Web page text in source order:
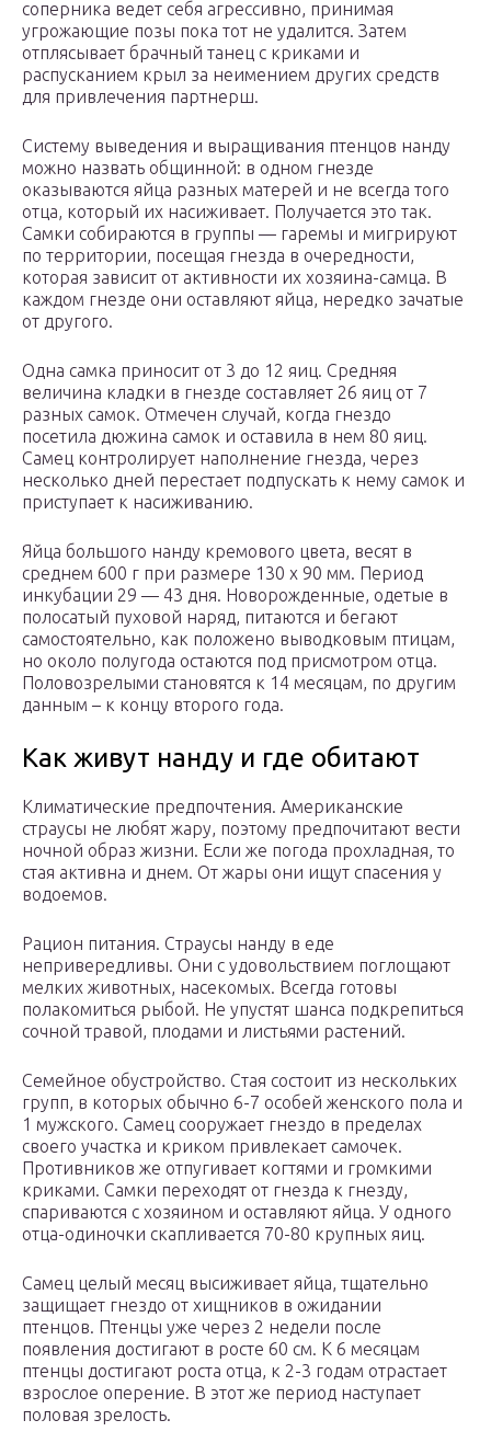
соперника ведет себя агрессивно, принимая
угрожающие позы пока тот не удалится. Затем
отплясывает брачный танец с криками и
распусканием крыл за неимением других средств
для привлечения партнерш.
Систему выведения и выращивания птенцов нанду
можно назвать общинной: в одном гнезде
оказываются яйца разных матерей и не всегда того
отца, который их насиживает. Получается это так.
Самки собираются в группы — гаремы и мигрируют
по территории, посещая гнезда в очередности,
которая зависит от активности их хозяина-самца. В
каждом гнезде они оставляют яйца, нередко зачатые
от другого.
Одна самка приносит от 3 до 12 яиц. Средняя
величина кладки в гнезде составляет 26 яиц от 7
разных самок. Отмечен случай, когда гнездо
посетила дюжина самок и оставила в нем 80 яиц.
Самец контролирует наполнение гнезда, через
несколько дней перестает подпускать к нему самок и
приступает к насиживанию.
Яйца большого нанду кремового цвета, весят в
среднем 600 г при размере 130 х 90 мм. Период
инкубации 29 — 43 дня. Новорожденные, одетые в
полосатый пуховой наряд, питаются и бегают
самостоятельно, как положено выводковым птицам,
но около полугода остаются под присмотром отца.
Половозрелыми становятся к 14 месяцам, по другим
данным – к концу второго года.
Как живут нанду и где обитают
Климатические предпочтения. Американские
страусы не любят жару, поэтому предпочитают вести
ночной образ жизни. Если же погода прохладная, то
стая активна и днем. От жары они ищут спасения у
водоемов.
Рацион питания. Страусы нанду в еде
непривередливы. Они с удовольствием поглощают
мелких животных, насекомых. Всегда готовы
полакомиться рыбой. Не упустят шанса подкрепиться
сочной травой, плодами и листьями растений.
Семейное обустройство. Стая состоит из нескольких
групп, в которых обычно 6-7 особей женского пола и
1 мужского. Самец сооружает гнездо в пределах
своего участка и криком привлекает самочек.
Противников же отпугивает когтями и громкими
криками. Самки переходят от гнезда к гнезду,
спариваются с хозяином и оставляют яйца. У одного
отца-одиночки скапливается 70-80 крупных яиц.
Самец целый месяц высиживает яйца, тщательно
защищает гнездо от хищников в ожидании
птенцов. Птенцы уже через 2 недели после
появления достигают в росте 60 см. К 6 месяцам
птенцы достигают роста отца, к 2-3 годам отрастает
взрослое оперение. В этот же период наступает
половая зрелость.